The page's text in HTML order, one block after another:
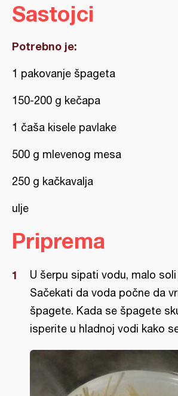
Sastojci
Potrebno je:
1 pakovanje špageta
150-200 g kečapa
1 čaša kisele pavlake
500 g mlevenog mesa
250 g kačkavalja
ulje
Priprema
U šerpu sipati vodu, malo
Sačekati da voda počne da
špagete. Kada se špagete
isperite u hladnoj vodi kako